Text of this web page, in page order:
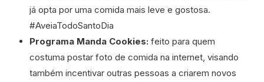
já opta por uma comida mais leve e gostosa.
#AveiaTodoSantoDia
Programa Manda Cookies: feito para quem
costuma postar foto de comida na internet, visando
também incentivar outras pessoas a criarem novos